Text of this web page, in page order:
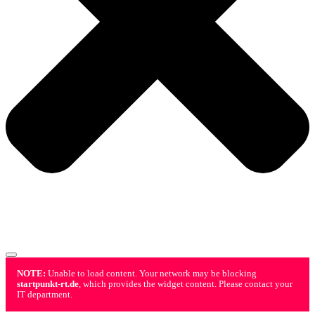
NOTE: Unable to load content. Your network may be blocking
startpunkt-rt.de, which provides the widget content. Please contact your
IT department.